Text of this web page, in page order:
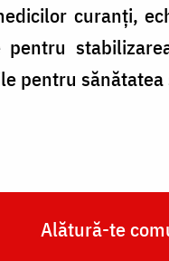
curanți,
pentru
pentru
Alătură-te